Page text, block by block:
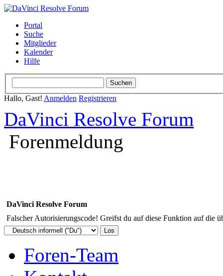
Portal
Suche
Mitglieder
Kalender
Hilfe
Hallo, Gast! Anmelden Registrieren
DaVinci Resolve Forum
Forenmeldung
DaVinci Resolve Forum
Falscher Autorisierungscode! Greifst du auf diese Funktion auf die
Foren-Team